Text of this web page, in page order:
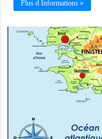
Plus d Informations »